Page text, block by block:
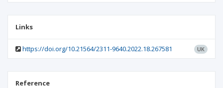
Links
https://doi.org/10.21564/2311-9640.2022.18.267581 UK
Reference